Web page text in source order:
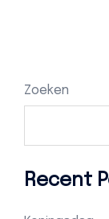
Zoeken
Recent